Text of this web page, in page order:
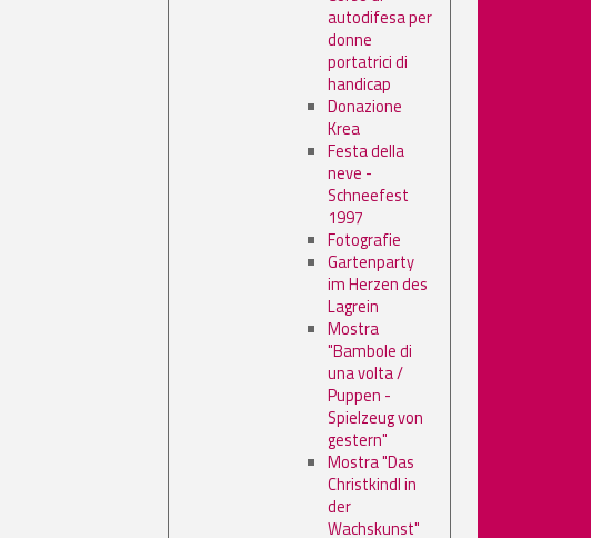
autodifesa per
donne
portatrici di
handicap
Donazione
Krea
Festa della
neve -
Schneefest
1997
Fotografie
Gartenparty
im Herzen des
Lagrein
Mostra
"Bambole di
una volta /
Puppen -
Spielzeug von
gestern"
Mostra "Das
Christkindl in
der
Wachskunst"